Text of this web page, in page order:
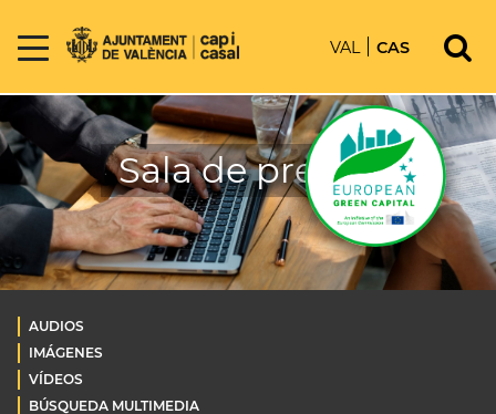
VAL CAS
Sala de prensa
AUDIOS
IMÁGENES
VÍDEOS
BÚSQUEDA MULTIMEDIA